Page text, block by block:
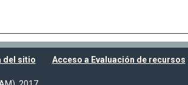
del sitio Acceso a Evaluación de recursos